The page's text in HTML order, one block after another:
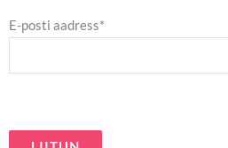
E-posti aadress*